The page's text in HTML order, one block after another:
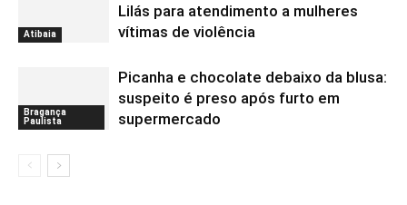
Atibaia
Lilás para atendimento a mulheres
vítimas de violência
Bragança
Paulista
Picanha e chocolate debaixo da blusa:
suspeito é preso após furto em
supermercado